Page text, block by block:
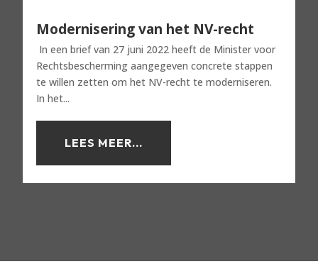
Modernisering van het NV-recht
In een brief van 27 juni 2022 heeft de Minister voor
Rechtsbescherming aangegeven concrete stappen
te willen zetten om het NV-recht te moderniseren.
In het...
LEES MEER...